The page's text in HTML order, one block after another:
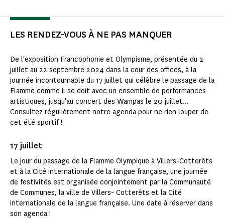
LES RENDEZ-VOUS À NE PAS MANQUER
De l'exposition Francophonie et Olympisme, présentée du 2
juillet au 22 septembre 2024 dans la cour des offices, à la
journée incontournable du 17 juillet qui célèbre le passage de la
Flamme comme il se doit avec un ensemble de performances
artistiques, jusqu'au concert des Wampas le 20 juillet...
Consultez régulièrement notre agenda pour ne rien louper de
cet été sportif !
17 juillet
Le jour du passage de la Flamme Olympique à Villers-Cotterêts
et à la Cité internationale de la langue française, une journée
de festivités est organisée conjointement par la Communauté
de Communes, la ville de Villers- Cotterêts et la Cité
internationale de la langue française. Une date à réserver dans
son agenda !